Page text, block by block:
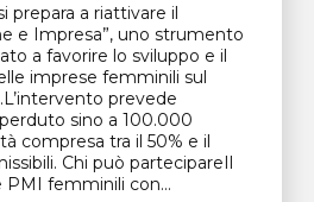
prepara a riattivare il
e Impresa”, uno strumento
a favorire lo sviluppo e il
imprese femminili sul
prevede
sino a 100.000
compresa tra il 50% e il
Chi può partecipareIl
PMI femminili con...